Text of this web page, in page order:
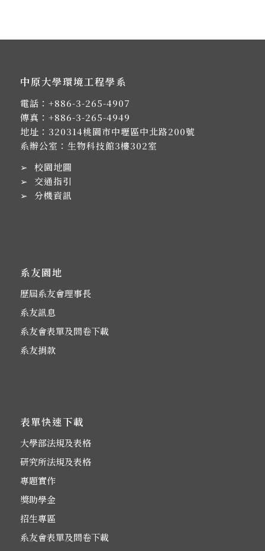
中原大學環境工程學系
電話： +886-3-265-4907
傳真：+886-3-265-4949
地址： 320314桃園市中壢區中北路200號
系辦公室：生物科技館3樓302室
➢ 校園地圖
➢ 交通指引
➢ 分機資訊
系友園地
歷屆系友會理事長
系友訊息
系友會表單及問卷下載
系友捐款
表單快速下載
大學部法規及表格
研究所法規及表格
專題實作
獎助學金
招生專區
系友會表單及問卷下載